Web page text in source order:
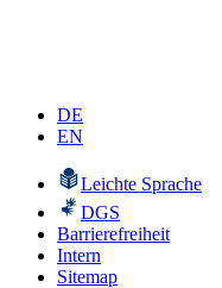
DE
EN
Leichte Sprache
DGS
Barrierefreiheit
Intern
Sitemap